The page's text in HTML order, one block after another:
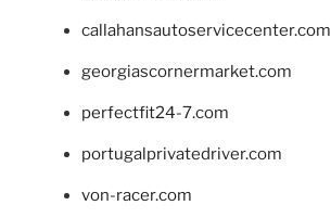
callahansautoservicecenter.com
georgiascornermarket.com
perfectfit24-7.com
portugalprivatedriver.com
von-racer.com